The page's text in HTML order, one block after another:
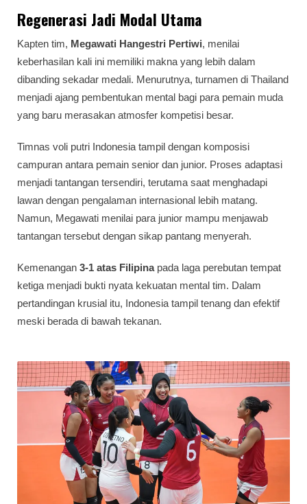
Regenerasi Jadi Modal Utama
Kapten tim, Megawati Hangestri Pertiwi, menilai
keberhasilan kali ini memiliki makna yang lebih dalam
dibanding sekadar medali. Menurutnya, turnamen di Thailand
menjadi ajang pembentukan mental bagi para pemain muda
yang baru merasakan atmosfer kompetisi besar.
Timnas voli putri Indonesia tampil dengan komposisi
campuran antara pemain senior dan junior. Proses adaptasi
menjadi tantangan tersendiri, terutama saat menghadapi
lawan dengan pengalaman internasional lebih matang.
Namun, Megawati menilai para junior mampu menjawab
tantangan tersebut dengan sikap pantang menyerah.
Kemenangan 3-1 atas Filipinapada laga perebutan tempat
ketiga menjadi bukti nyata kekuatan mental tim. Dalam
pertandingan krusial itu, Indonesia tampil tenang dan efektif
meski berada di bawah tekanan.